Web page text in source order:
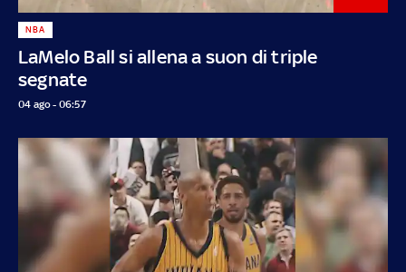
LaMelo Ball si allena a suon di triple
segnate
NBA
04 ago - 06:57